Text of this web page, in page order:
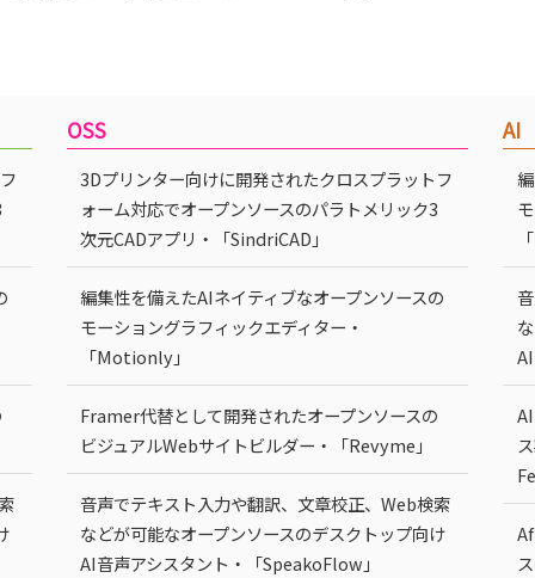
OSS
3Dプリンター向けに開発されたクロスプラットフ
ォーム対応でオープンソースのパラトメリック3
次元CADアプリ・「SindriCAD」
編集性を備えたAIネイティブなオープンソースの
モーショングラフィックエディター・
「Motionly」
Framer代替として開発されたオープンソースの
ビジュアルWebサイトビルダー・「Revyme」
音声でテキスト入力や翻訳、文章校正、Web検索
などが可能なオープンソースのデスクトップ向け
AI音声アシスタント・「SpeakoFlow」
AI